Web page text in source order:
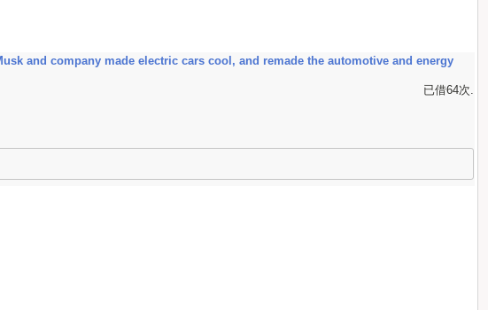
and company made electric cars cool, and remade the automotive and energy
已借64次.